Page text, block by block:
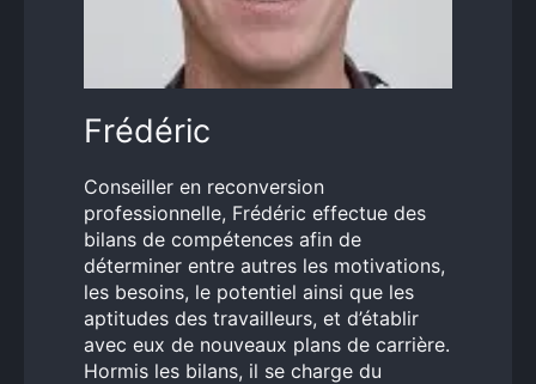
Frédéric
Conseiller en reconversion
professionnelle, Frédéric effectue des
bilans de compétences afin de
déterminer entre autres les motivations,
les besoins, le potentiel ainsi que les
aptitudes des travailleurs, et d’établir
avec eux de nouveaux plans de carrière.
Hormis les bilans, il se charge du